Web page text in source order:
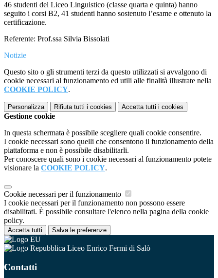
46 studenti del Liceo Linguistico (classe quarta e quinta) hanno
seguito i corsi B2, 41 studenti hanno sostenuto l’esame e ottenuto la
certificazione.
Referente: Prof.ssa Silvia Bissolati
Notizie
Questo sito o gli strumenti terzi da questo utilizzati si avvalgono di
cookie necessari al funzionamento ed utili alle finalità illustrate nella
COOKIE POLICY.
Personalizza Rifiuta tutti i cookies Accetta tutti i cookies
Gestione cookie
In questa schermata è possibile scegliere quali cookie consentire.
I cookie necessari sono quelli che consentono il funzionamento della
piattaforma e non è possibile disabilitarli.
Per conoscere quali sono i cookie necessari al funzionamento potete
visionare la COOKIE POLICY.
Cookie necessari per il funzionamento
I cookie necessari per il funzionamento non possono essere
disabilitati. È possibile consultare l'elenco nella pagina della cookie
policy.
Accetta tutti Salva le preferenze
Liceo Enrico Fermi di Salò
Contatti